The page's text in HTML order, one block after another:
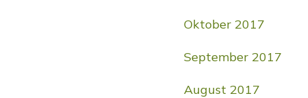
Oktober 2017
September 2017
August 2017